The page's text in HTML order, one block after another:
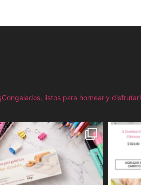
¡Congelados, listos para hornear y disfrutar!